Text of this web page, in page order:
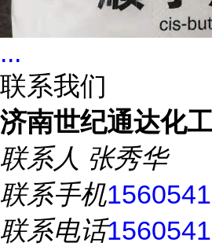
...
联系我们
济南世纪通达化
联系人 张秀华
联系手机
联系电话